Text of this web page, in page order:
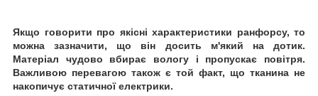
Якщо говорити про якісні характеристики ранфорсу, то
можна зазначити, що він досить м'який на дотик.
Матеріал чудово вбирає вологу і пропускає повітря.
Важливою перевагою також є той факт, що тканина не
накопичує статичної електрики.